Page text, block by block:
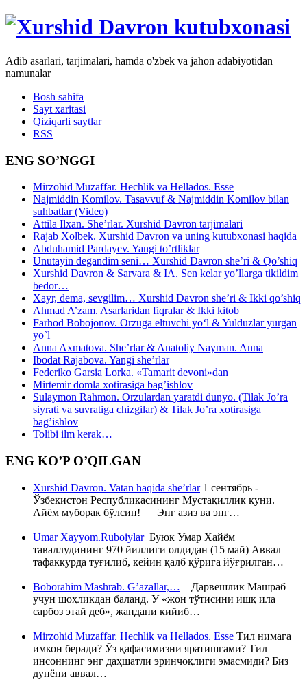
Adib asarlari, tarjimalari, hamda o'zbek va jahon adabiyotidan
namunalar
Bosh sahifa
Sayt xaritasi
Qiziqarli saytlar
RSS
ENG SO’NGGI
Mirzohid Muzaffar. Hechlik va Hellados. Esse
Najmiddin Komilov. Tasavvuf & Najmiddin Komilov bilan
suhbatlar (Video)
Attila Ilxan. She’rlar. Xurshid Davron tarjimalari
Rajab Xolbek. Xurshid Davron va uning kutubxonasi haqida
Abduhamid Pardayev. Yangi to’rtliklar
Unutayin degandim seni… Xurshid Davron she’ri & Qo’shiq
Xurshid Davron & Sarvara & IA. Sen kelar yo’llarga tikildim
bedor…
Xayr, dema, sevgilim… Xurshid Davron she’ri & Ikki qo’shiq
Ahmad A’zam. Asarlaridan fiqralar & Ikki kitob
Farhod Bobojonov. Orzuga eltuvchi yo‘l & Yulduzlar yurgan
yo`l
Anna Axmatova. She’rlar & Anatoliy Nayman. Anna
Ibodat Rajabova. Yangi she’rlar
Federiko Garsia Lorka. «Tamarit devoni»dan
Mirtemir domla xotirasiga bag’ishlov
Sulaymon Rahmon. Orzulardan yaratdi dunyo. (Tilak Jo’ra
siyrati va suvratiga chizgilar) & Tilak Jo’ra xotirasiga
bag’ishlov
Tolibi ilm kerak…
ENG KO’P O’QILGAN
Xurshid Davron. Vatan haqida she’rlar1 сентябрь -
Ўзбекистон Республикасининг Мустақиллик куни.
Айём муборак бўлсин! Энг азиз ва энг…
Umar Xayyom.RuboiylarБуюк Умар Хайём
таваллудининг 970 йиллиги олдидан (15 май) Аввал
тафаккурда туғилиб, кейин қалб қўрига йўғрилган…
Boborahim Mashrab. G’azallar,… Дарвешлик Машраб
учун шоҳликдан баланд. У «жон тўтисини ишқ ила
сарбоз этай деб», жандани кийиб…
Mirzohid Muzaffar. Hechlik va Hellados. Esse Тил нимага
имкон беради? Ўз қафасимизни яратишгами? Тил
инсоннинг энг даҳшатли эринчоқлиги эмасмиди? Биз
дунёни аввал…